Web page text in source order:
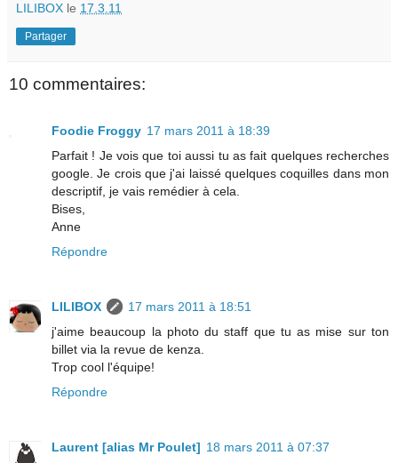
LILIBOX le 17.3.11
Partager
10 commentaires:
Foodie Froggy 17 mars 2011 à 18:39
Parfait ! Je vois que toi aussi tu as fait quelques recherches
google. Je crois que j'ai laissé quelques coquilles dans mon
descriptif, je vais remédier à cela.
Bises,
Anne
Répondre
LILIBOX
17 mars 2011 à 18:51
j'aime beaucoup la photo du staff que tu as mise sur ton
billet via la revue de kenza.
Trop cool l'équipe!
Répondre
Laurent [alias Mr Poulet] 18 mars 2011 à 07:37